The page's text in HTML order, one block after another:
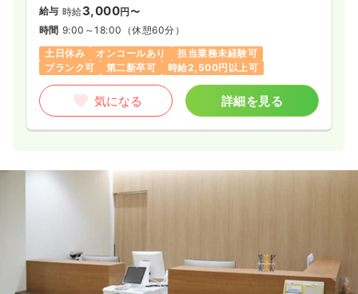
給与 時給3,000円〜
時間 9:00～18:00 （休憩60分）
土日休み
オンコールあり
担当業務未経験可
ブランク可
第二新卒可 時給2,500円以上可
気になる 詳細を見る